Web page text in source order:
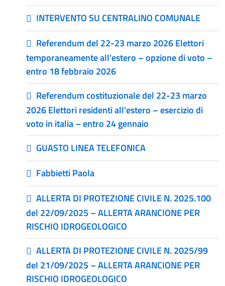
INTERVENTO SU CENTRALINO COMUNALE
Referendum del 22-23 marzo 2026 Elettori
temporaneamente all’estero – opzione di voto –
entro 18 febbraio 2026
Referendum costituzionale del 22-23 marzo
2026 Elettori residenti all’estero – esercizio di
voto in italia – entro 24 gennaio
GUASTO LINEA TELEFONICA
Fabbietti Paola
ALLERTA DI PROTEZIONE CIVILE N. 2025.100
del 22/09/2025 – ALLERTA ARANCIONE PER
RISCHIO IDROGEOLOGICO
ALLERTA DI PROTEZIONE CIVILE N. 2025/99
del 21/09/2025 – ALLERTA ARANCIONE PER
RISCHIO IDROGEOLOGICO